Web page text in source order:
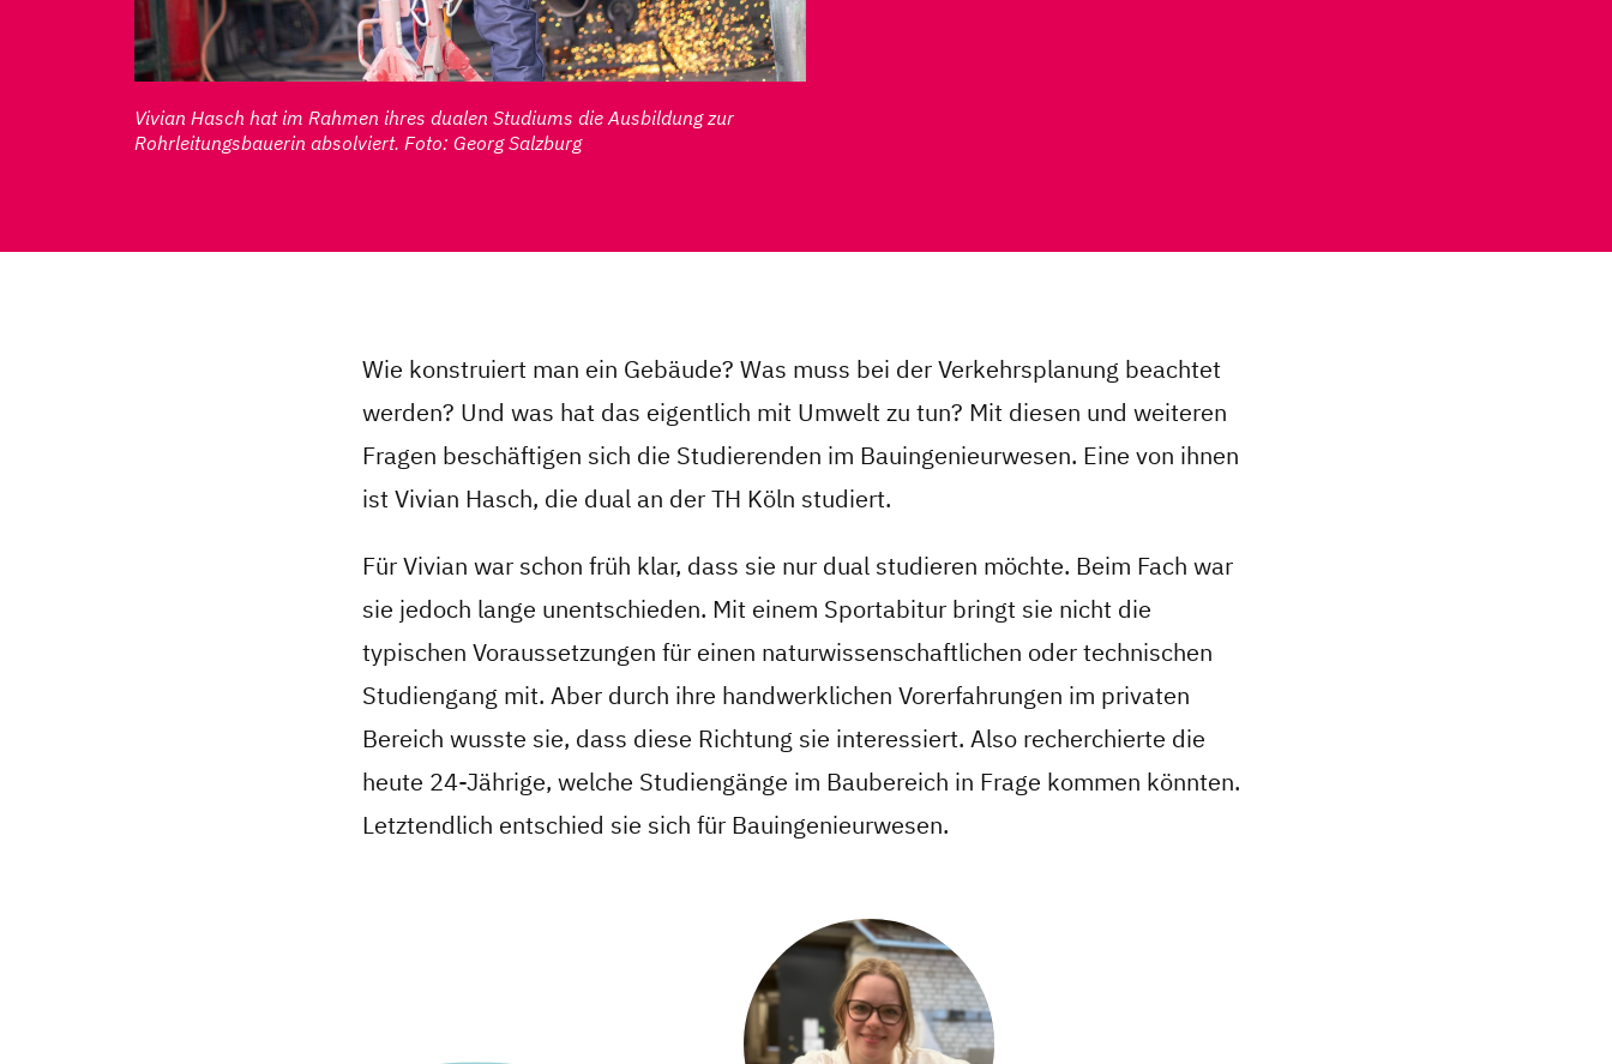
Vivian Hasch hat im Rahmen ihres dualen Studiums die Ausbildung zur
Rohrleitungsbauerin absolviert. Foto: Georg Salzburg
Wie konstruiert man ein Gebäude? Was muss bei der Verkehrsplanung beachtet
werden? Und was hat das eigentlich mit Umwelt zu tun? Mit diesen und weiteren
Fragen beschäftigen sich die Studierenden im Bauingenieurwesen. Eine von ihnen
ist Vivian Hasch, die dual an der TH Köln studiert.
Für Vivian war schon früh klar, dass sie nur dual studieren möchte. Beim Fach war
sie jedoch lange unentschieden. Mit einem Sportabitur bringt sie nicht die
typischen Voraussetzungen für einen naturwissenschaftlichen oder technischen
Studiengang mit. Aber durch ihre handwerklichen Vorerfahrungen im privaten
Bereich wusste sie, dass diese Richtung sie interessiert. Also recherchierte die
heute 24-Jährige, welche Studiengänge im Baubereich in Frage kommen könnten.
Letztendlich entschied sie sich für Bauingenieurwesen.